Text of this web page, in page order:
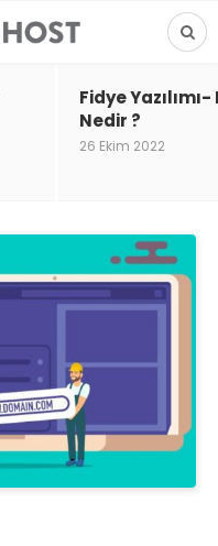
Fidye
Nedir ?
26 Ekim 2022